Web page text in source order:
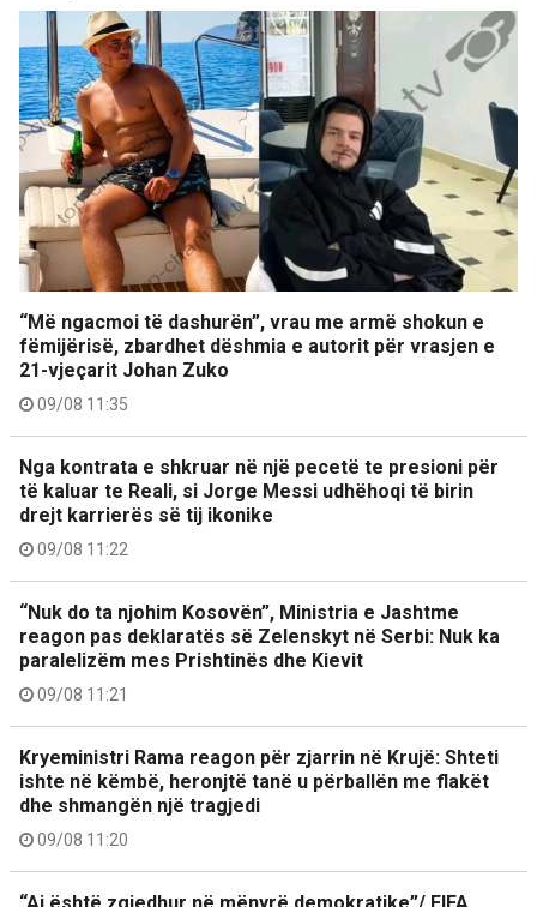
“Më ngacmoi të dashurën”, vrau me armë shokun e
fëmijërisë, zbardhet dëshmia e autorit për vrasjen e
21-vjeçarit Johan Zuko
09/08 11:35
Nga kontrata e shkruar në një pecetë te presioni për
të kaluar te Reali, si Jorge Messi udhëhoqi të birin
drejt karrierës së tij ikonike
09/08 11:22
“Nuk do ta njohim Kosovën”, Ministria e Jashtme
reagon pas deklaratës së Zelenskyt në Serbi: Nuk ka
paralelizëm mes Prishtinës dhe Kievit
09/08 11:21
Kryeministri Rama reagon për zjarrin në Krujë: Shteti
ishte në këmbë, heronjtë tanë u përballën me flakët
dhe shmangën një tragjedi
09/08 11:20